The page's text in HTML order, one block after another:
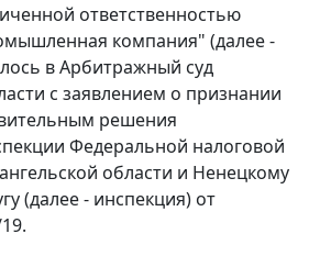
ответственностью
компания" (далее -
в Арбитражный суд
с заявлением о признании
решения
Федеральной налоговой
области и Ненецкому
(далее - инспекция) от